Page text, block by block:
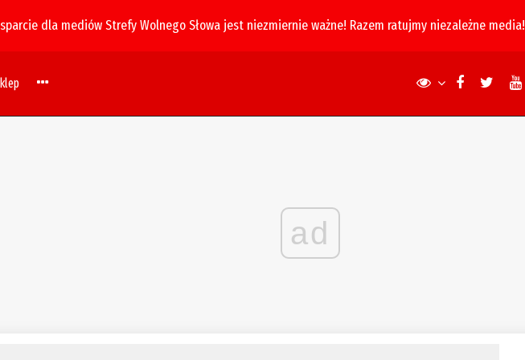
dla mediów Strefy Wolnego Słowa jest niezmiernie ważne! Razem ratujmy niezależne media!
ad